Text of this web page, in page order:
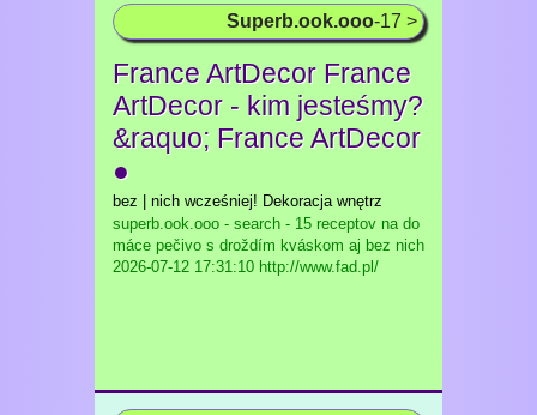
Superb.ook.ooo-17 >
France ArtDecor France
ArtDecor - kim jesteśmy?
&raquo; France ArtDecor
●
bez | nich wcześniej! Dekoracja wnętrz
superb.ook.ooo - search - 15 receptov na do
máce pečivo s droždím kváskom aj bez nich
2026-07-12 17:31:10 http://www.fad.pl/